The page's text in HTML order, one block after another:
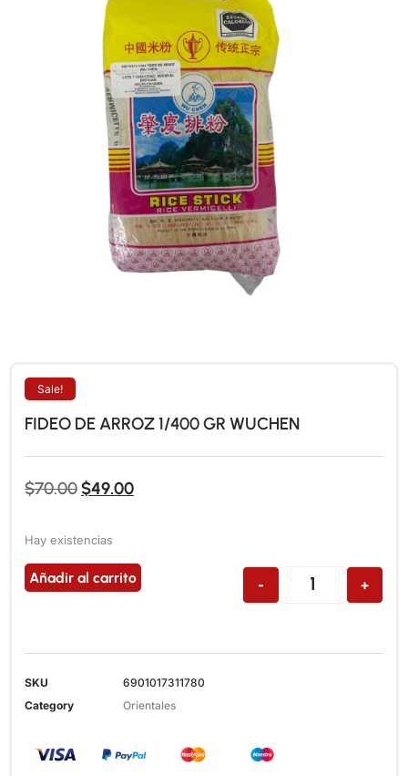
Sale!
FIDEO DE ARROZ 1/400 GR WUCHEN
$70.00$49.00
Hay existencias
- +
Añadir al carrito
SKU
6901017311780
Category
Orientales